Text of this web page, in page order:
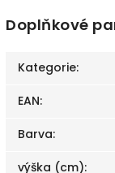
Doplňkové
Kategorie:
EAN:
Barva:
výška (cm):